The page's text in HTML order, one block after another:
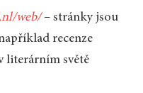
web/– stránky jsou
recenze
literárním světě